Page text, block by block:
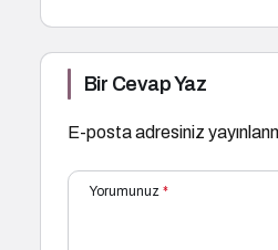
Bir Cevap Yaz
E-posta adresiniz
Yorumunuz *